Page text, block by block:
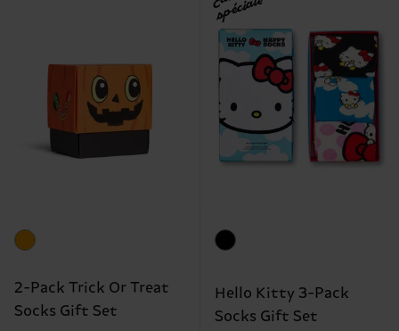
2-Pack Trick Or Treat
Socks Gift Set
spéciale
Hello Kitty 3-Pack
Socks Gift Set